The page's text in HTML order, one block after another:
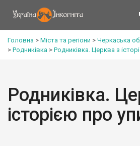
Головна > Міста та регіони > Черкаська
> Родниківка > Родниківка. Церква з
Родниківка.
історією про